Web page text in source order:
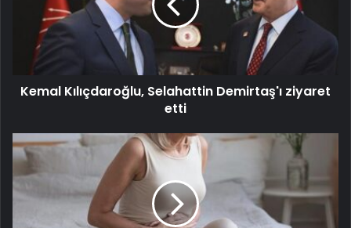
Kemal Kılıçdaroğlu, Selahattin Demirtaş'ı ziyaret
etti